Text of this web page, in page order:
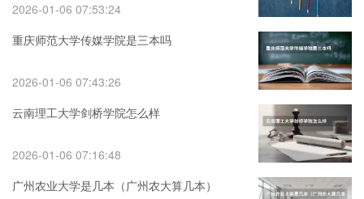
2026-01-06 07:53:24
重庆师范大学传媒学院是三本吗
2026-01-06 07:43:26
云南理工大学剑桥学院怎么样
2026-01-06 07:16:48
广州农业大学是几本（广州农大算几本）